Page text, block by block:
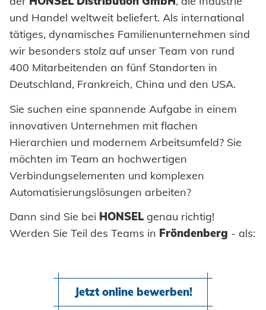
Einpresselemente
Stanzelemente
Coils
Achsenklemmen
Bolzen
Hülsen
Industrieniete
Sonderteile
Automation
Prozessüberwachung
Verarbeitung Einpresselemente
Honsel France
Honsel Partner
Nachhaltigkeit
Honsel Projekte
Fachhandel
Industrie
Automotive
Kaltumformung
Weiterbearbeitung
Qualitätssicherung
Lieferbereitschaft
Innovation
Zertifikate
Zulassungen
BRANCHENLÖSUNGEN
Karosserie
Powertrain
Fahrzeugbau
Maritim
Gebrauchsgüter
Maschinenbau
Erneuerbare Energien
Beratung
Schulung
Tipps & Tricks
WERKZEUG-SERVICE
Wartung und Reparatur
Instandhaltung Anlagen
DOWNLOADS
Bildmaterial
Zertifikate und Dokumente
KARRIERE
KARRIERE @ HONSEL
Wir bilden aus
Berufe bei Honsel
KONTAKT
Suche
und Handel weltweit beliefert. Als international
tätiges, dynamisches Familienunternehmen sind
wir besonders stolz auf unser Team von rund
400 Mitarbeitenden an fünf Standorten in
Deutschland, Frankreich, China und den USA.
Sie suchen eine spannende Aufgabe in einem
innovativen Unternehmen mit flachen
Hierarchien und modernem Arbeitsumfeld? Sie
möchten im Team an hochwertigen
Verbindungselementen und komplexen
Automatisierungslösungen arbeiten?
Dann sind Sie bei HONSEL genau richtig!
Werden Sie Teil des Teams in Fröndenberg - als:
Jetzt online bewerben!